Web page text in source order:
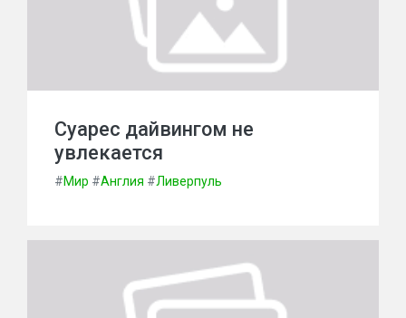
Суарес дайвингом не
увлекается
#Мир #Англия #Ливерпуль